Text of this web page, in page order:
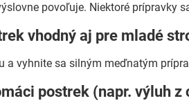
povoľuje. Niektoré
vhodný aj pre mladé
a vyhnite sa silným meďnatým
postrek (napr. výluh z